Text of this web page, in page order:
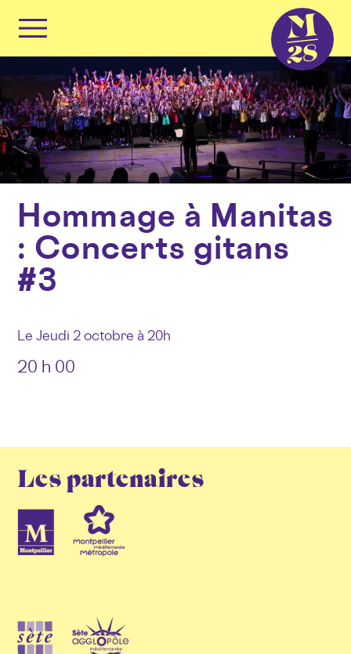
to
content
Hommage à Manitas
: Concerts gitans
#3
Le Jeudi 2 octobre à 20h
20 h 00
Les partenaires